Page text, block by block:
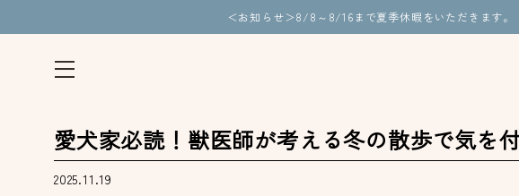
＜お知らせ＞8/8～8/16まで夏季休暇をいただきます
愛犬家必読！獣医師が考える冬の散歩で気を
2025.11.19